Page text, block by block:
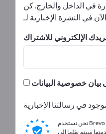
في الداخل والخارج. كن
نحن نستخدم Brevo كمنصة تسويق لدينا. بالنقر أدناه لإرسال هذا النموذج ، فإنك تقر بأن المعلومات التي